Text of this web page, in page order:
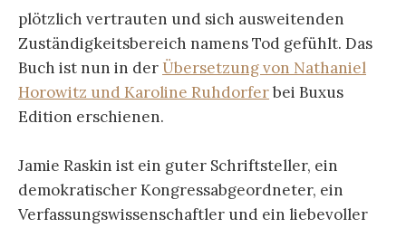
plötzlich vertrauten und sich ausweitenden
Zuständigkeitsbereich namens Tod gefühlt. Das
Buch ist nun in der Übersetzung von Nathaniel
Horowitz und Karoline Ruhdorferbei Buxus
Edition erschienen.
Jamie Raskin ist ein guter Schriftsteller, ein
demokratischer Kongressabgeordneter, ein
Verfassungswissenschaftler und ein liebevoller